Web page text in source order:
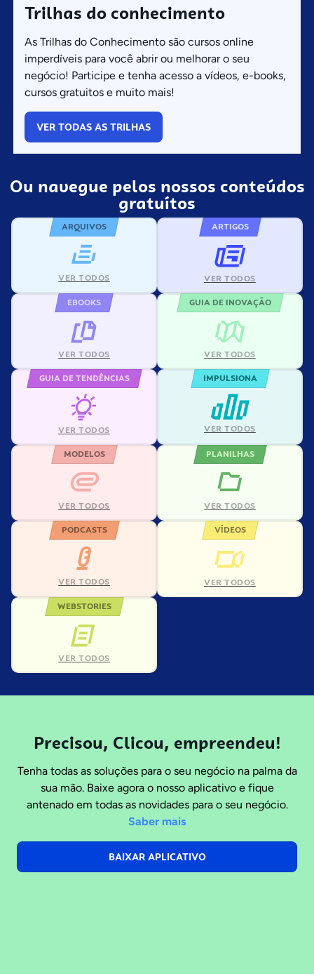
Trilhas do conhecimento
As Trilhas do Conhecimento são cursos online
imperdíveis para você abrir ou melhorar o seu
negócio! Participe e tenha acesso a vídeos, e-books,
cursos gratuitos e muito mais!
VER TODAS AS TRILHAS
Ou navegue pelos nossos conteúdos
gratuítos
ARQUIVOS
VER TODOS
ARTIGOS
VER TODOS
EBOOKS
VER TODOS
GUIA DE INOVAÇÃO
VER TODOS
GUIA DE TENDÊNCIAS
VER TODOS
IMPULSIONA
VER TODOS
MODELOS
VER TODOS
PLANILHAS
VER TODOS
PODCASTS
VER TODOS
VÍDEOS
VER TODOS
WEBSTORIES
VER TODOS
Precisou, Clicou, empreendeu!
Tenha todas as soluções para o seu negócio na palma da
sua mão. Baixe agora o nosso aplicativo e fique
antenado em todas as novidades para o seu negócio.
Saber mais
BAIXAR APLICATIVO